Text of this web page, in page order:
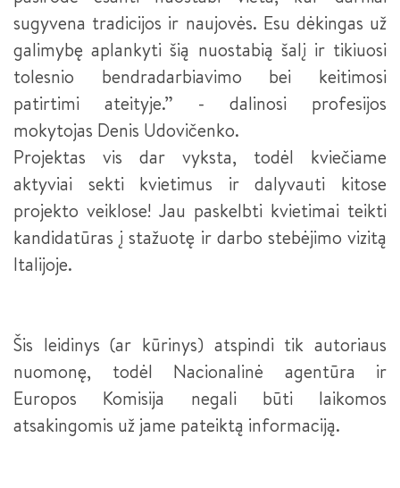
sugyvena tradicijos ir naujovės. Esu dėkingas už
galimybę aplankyti šią nuostabią šalį ir tikiuosi
tolesnio bendradarbiavimo bei keitimosi
patirtimi ateityje.” - dalinosi profesijos
mokytojas Denis Udovičenko.
Projektas vis dar vyksta, todėl kviečiame
aktyviai sekti kvietimus ir dalyvauti kitose
projekto veiklose! Jau paskelbti kvietimai teikti
kandidatūras į stažuotę ir darbo stebėjimo vizitą
Italijoje.
Šis leidinys (ar kūrinys) atspindi tik autoriaus
nuomonę, todėl Nacionalinė agentūra ir
Europos Komisija negali būti laikomos
atsakingomis už jame pateiktą informaciją.